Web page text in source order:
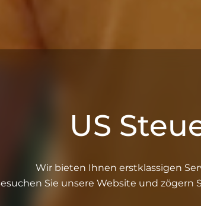
US
Wir bieten Ihnen erstklassigen
Sie unsere Website und zögern